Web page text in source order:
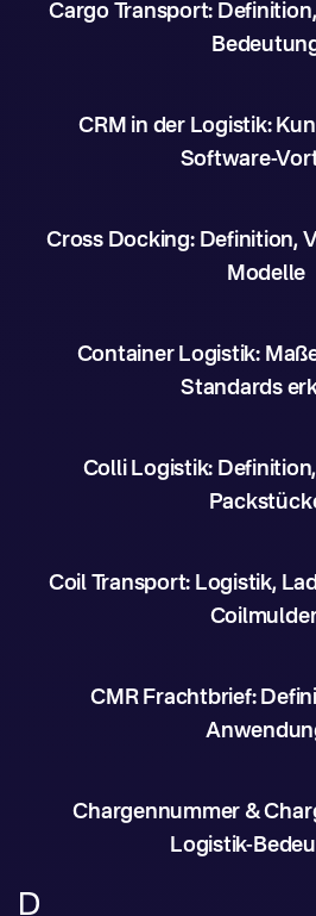
Cargo Transport:
CRM in der Logistik:
Software-
Cross Docking: Definition,
Modelle
Container Logistik:
Standards
Colli Logistik:
Coil Transport: Logistik,
CMR Frachtbrief:
Chargennummer &
Logistik-
D